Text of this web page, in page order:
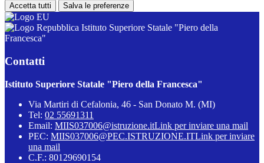
Accetta tutti Salva le preferenze
Istituto Superiore Statale "Piero della
Francesca"
Contatti
Istituto Superiore Statale "Piero della Francesca"
Via Martiri di Cefalonia, 46 - San Donato M. (MI)
Tel: 02 55691311
Email: MIIS037006@istruzione.itLink per inviare una mail
PEC: MIIS037006@PEC.ISTRUZIONE.ITLink per inviare
una mail
C.F.: 80129690154